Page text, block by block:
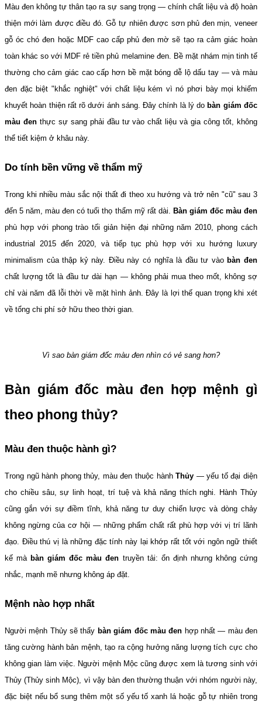
Màu đen không tự thân tạo ra sự sang trọng — chính chất liệu và độ hoàn
thiện mới làm được điều đó. Gỗ tự nhiên được sơn phủ đen mịn, veneer
gỗ óc chó đen hoặc MDF cao cấp phủ đen mờ sẽ tạo ra cảm giác hoàn
toàn khác so với MDF rẻ tiền phủ melamine đen. Bề mặt nhám mịn tinh tế
thường cho cảm giác cao cấp hơn bề mặt bóng dễ lộ dấu tay — và màu
đen đặc biệt "khắc nghiệt" với chất liệu kém vì nó phơi bày mọi khiếm
khuyết hoàn thiện rất rõ dưới ánh sáng. Đây chính là lý do bàn giám đốc
màu đen thực sự sang phải đầu tư vào chất liệu và gia công tốt, không
thể tiết kiệm ở khâu này.
Do tính bền vững về thẩm mỹ
Trong khi nhiều màu sắc nội thất đi theo xu hướng và trở nên "cũ" sau 3
đến 5 năm, màu đen có tuổi thọ thẩm mỹ rất dài.
Bàn giám đốc màu đen
phù hợp với phong trào tối giản hiện đại những năm 2010, phong cách
industrial 2015 đến 2020, và tiếp tục phù hợp với xu hướng luxury
minimalism của thập kỷ này. Điều này có nghĩa là đầu tư vào bàn đen
chất lượng tốt là đầu tư dài hạn — không phải mua theo mốt, không sợ
chỉ vài năm đã lỗi thời về mặt hình ảnh. Đây là lợi thế quan trọng khi xét
về tổng chi phí sở hữu theo thời gian.
Vì sao bàn giám đốc màu đen nhìn có vẻ sang hơn?
Bàn giám đốc màu đen hợp mệnh gì
theo phong thủy?
Màu đen thuộc hành gì?
Trong ngũ hành phong thủy, màu đen thuộc hành Thủy — yếu tố đại diện
cho chiều sâu, sự linh hoạt, trí tuệ và khả năng thích nghi. Hành Thủy
cũng gắn với sự điềm tĩnh, khả năng tư duy chiến lược và dòng chảy
không ngừng của cơ hội — những phẩm chất rất phù hợp với vị trí lãnh
đạo. Điều thú vị là những đặc tính này lại khớp rất tốt với ngôn ngữ thiết
kế mà bàn giám đốc màu đen truyền tải: ổn định nhưng không cứng
nhắc, mạnh mẽ nhưng không áp đặt.
Mệnh nào hợp nhất
Người mệnh Thủy sẽ thấy bàn giám đốc màu đen hợp nhất — màu đen
tăng cường hành bản mệnh, tạo ra cộng hưởng năng lượng tích cực cho
không gian làm việc. Người mệnh Mộc cũng được xem là tương sinh với
Thủy (Thủy sinh Mộc), vì vậy bàn đen thường thuận với nhóm người này,
đặc biệt nếu bổ sung thêm một số yếu tố xanh lá hoặc gỗ tự nhiên trong